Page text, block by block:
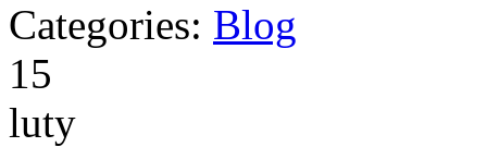
Categories: Blog
15
luty